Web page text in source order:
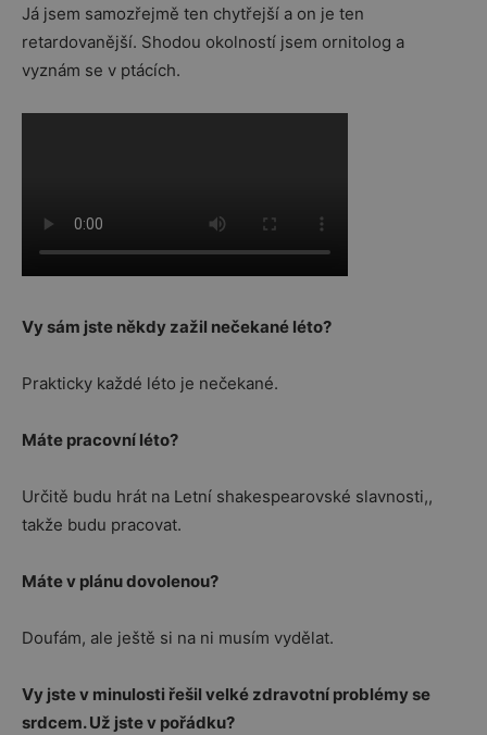
Já jsem samozřejmě ten chytřejší a on je ten
retardovanější. Shodou okolností jsem ornitolog a
vyznám se v ptácích.
Vy sám jste někdy zažil nečekané léto?
Prakticky každé léto je nečekané.
Máte pracovní léto?
Určitě budu hrát na Letní shakespearovské slavnosti,,
takže budu pracovat.
Máte v plánu dovolenou?
Doufám, ale ještě si na ni musím vydělat.
Vy jste v minulosti řešil velké zdravotní problémy se
srdcem. Už jste v pořádku?